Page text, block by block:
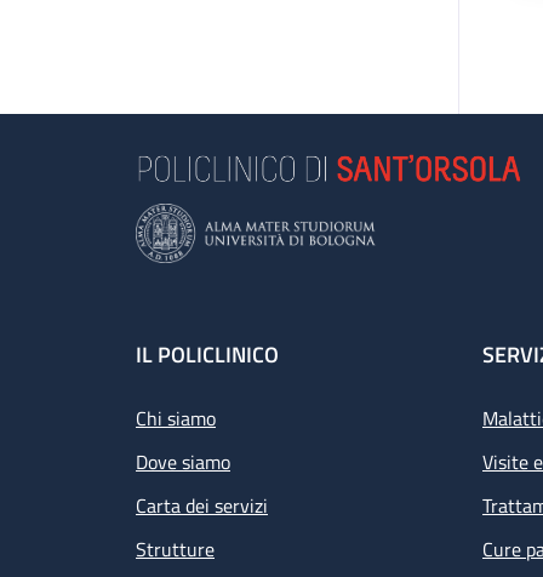
Footer
IL POLICLINICO
Chi siamo
Dove siamo
Carta dei servizi
Strutture
Visite
Cure